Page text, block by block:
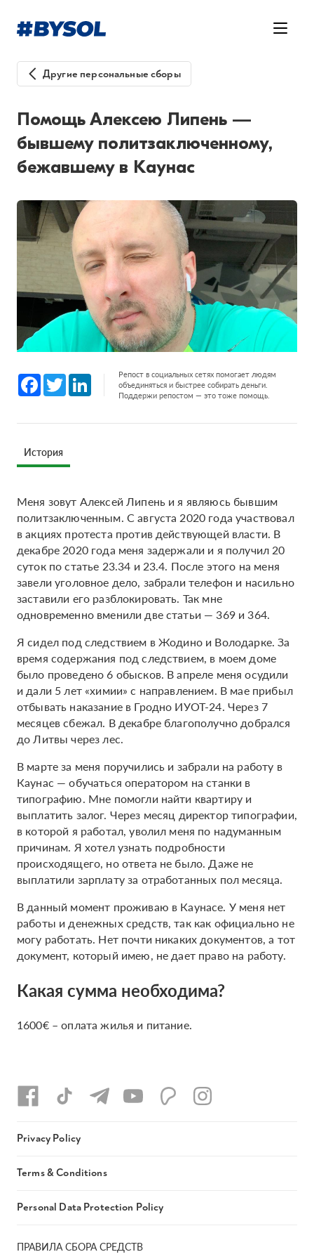
Другие персональные сборы
Помощь Алексею Липень —
бывшему политзаключенному,
бежавшему в Каунас
Facebook
Twitter LinkedInРепост в социальных сетях помогает людям
объединяться и быстрее собирать деньги.
Поддержи репостом — это тоже помощь.
История
Меня зовут Алексей Липень и я являюсь бывшим
политзаключенным. С августа 2020 года участвовал
в акциях протеста против действующей власти. В
декабре 2020 года меня задержали и я получил 20
суток по статье 23.34 и 23.4. После этого на меня
завели уголовное дело, забрали телефон и насильно
заставили его разблокировать. Так мне
одновременно вменили две статьи — 369 и 364.
Я сидел под следствием в Жодино и Володарке. За
время содержания под следствием, в моем доме
было проведено 6 обысков. В апреле меня осудили
и дали 5 лет «химии» с направлением. В мае прибыл
отбывать наказание в Гродно ИУОТ-24. Через 7
месяцев сбежал. В декабре благополучно добрался
до Литвы через лес.
В марте за меня поручились и забрали на работу в
Каунас — обучаться оператором на станки в
типографию. Мне помогли найти квартиру и
выплатить залог. Через месяц директор типографии,
в которой я работал, уволил меня по надуманным
причинам. Я хотел узнать подробности
происходящего, но ответа не было. Даже не
выплатили зарплату за отработанных пол месяца.
В данный момент проживаю в Каунасе. У меня нет
работы и денежных средств, так как официально не
могу работать. Нет почти никаких документов, а тот
документ, который имею, не дает право на работу.
Какая сумма необходима?
1600€ – оплата жилья и питание.
ПРАВИЛА СБОРА СРЕДСТВ
Privacy Policy
Terms & Conditions
Personal Data Protection Policy